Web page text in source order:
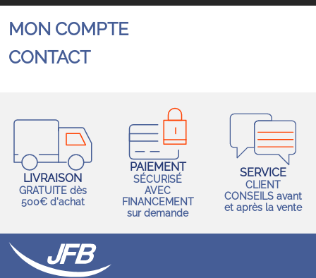
MON COMPTE
CONTACT
LIVRAISON
GRATUITE dès
500€ d'achat
PAIEMENT
SÉCURISÉ
AVEC
FINANCEMENT
sur demande
SERVICE
CLIENT
CONSEILS avant
et après la vente